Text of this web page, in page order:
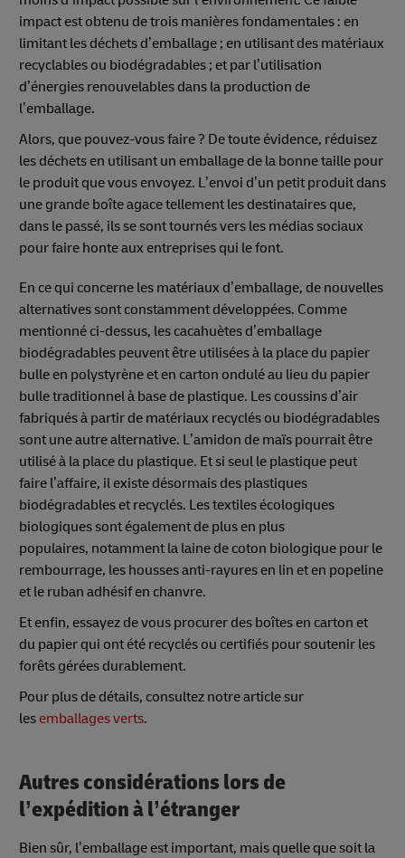
impact est obtenu de trois manières fondamentales : en
limitant les déchets d’emballage ; en utilisant des matériaux
recyclables ou biodégradables ; et par l’utilisation
d’énergies renouvelables dans la production de
l’emballage.
Alors, que pouvez-vous faire ? De toute évidence, réduisez
les déchets en utilisant un emballage de la bonne taille pour
le produit que vous envoyez. L’envoi d’un petit produit dans
une grande boîte agace tellement les destinataires que,
dans le passé, ils se sont tournés vers les médias sociaux
pour faire honte aux entreprises qui le font.
En ce qui concerne les matériaux d’emballage, de nouvelles
alternatives sont constamment développées. Comme
mentionné ci-dessus, les cacahuètes d’emballage
biodégradables peuvent être utilisées à la place du papier
bulle en polystyrène et en carton ondulé au lieu du papier
bulle traditionnel à base de plastique. Les coussins d’air
fabriqués à partir de matériaux recyclés ou biodégradables
sont une autre alternative. L’amidon de maïs pourrait être
utilisé à la place du plastique. Et si seul le plastique peut
faire l’affaire, il existe désormais des plastiques
biodégradables et recyclés. Les textiles écologiques
biologiques sont également de plus en plus
populaires, notamment la laine de coton biologique pour le
rembourrage, les housses anti-rayures en lin et en popeline
et le ruban adhésif en chanvre.
Et enfin, essayez de vous procurer des boîtes en carton et
du papier qui ont été recyclés ou certifiés pour soutenir les
forêts gérées durablement.
Pour plus de détails, consultez notre article sur
les emballages verts.
Autres considérations lors de
l’expédition à l’étranger
Bien sûr, l’emballage est important, mais quelle que soit la